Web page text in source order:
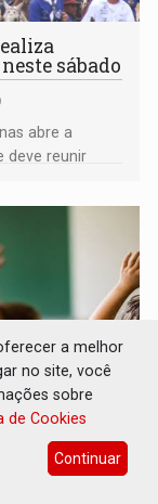
sábado
abre a
deve reunir
nos anos
a melhor
no site, você
sobre
de Cookies
Continuar